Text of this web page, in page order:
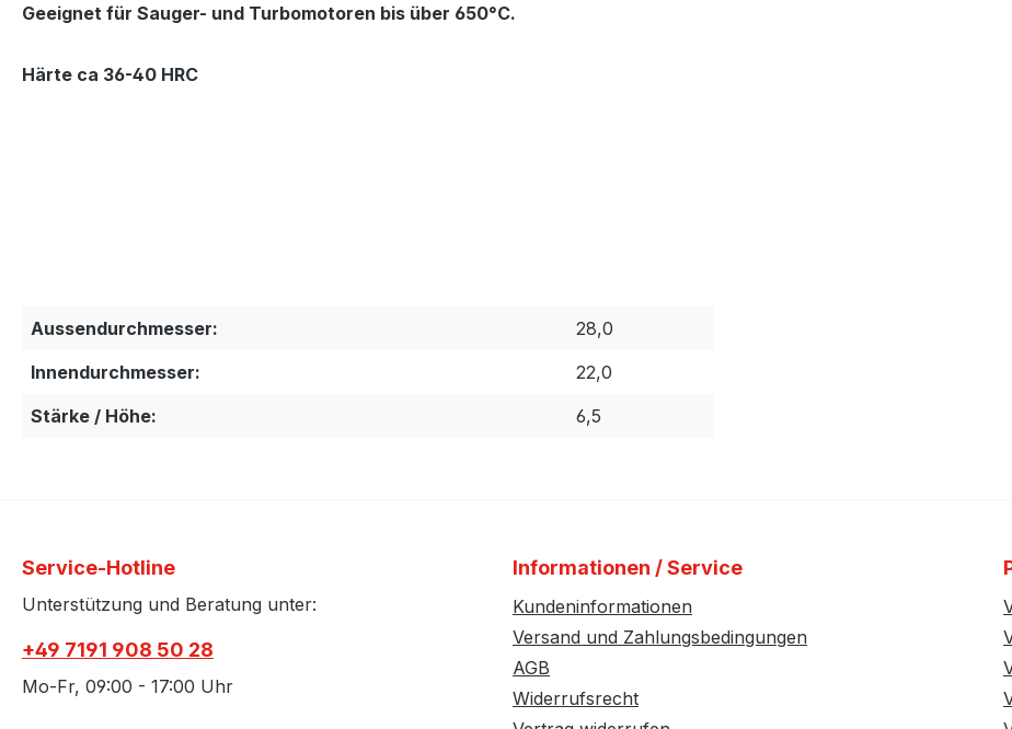
Geeignet für Sauger- und Turbomotoren bis über 650°C.
Härte ca 36-40 HRC
Aussendurchmesser:
28,0
Innendurchmesser:
22,0
Stärke / Höhe:
6,5
Service-Hotline
Unterstützung und Beratung unter:
+49 7191 908 50 28
Mo-Fr, 09:00 - 17:00 Uhr
Informationen / Service
Kundeninformationen
Versand und Zahlungsbedingungen
AGB
Widerrufsrecht